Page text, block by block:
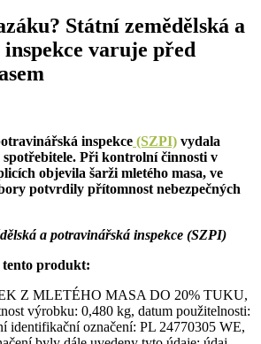
Státní zemědělská a
varuje před
inspekce (SZPI) vydala
Při kontrolní činnosti v
objevila šarži mletého masa, ve
potvrdily přítomnost nebezpečných
a potravinářská inspekce (SZPI)
tento produkt:
Z MLETÉHO MASA DO 20% TUKU,
výrobku: 0,480 kg, datum použitelnosti:
identifikační označení: PL 24770305 WE,